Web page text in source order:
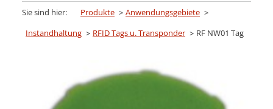
Sie sind hier: Produkte
Anwendungsgebiete
Instandhaltung
RFID Tags u. Transponder RF NW01 Tag